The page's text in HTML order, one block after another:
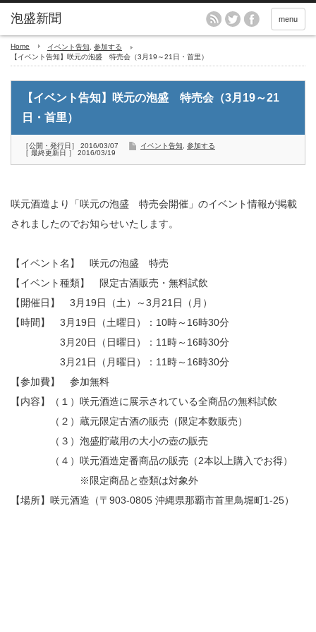
menu
Home イベント告知
参加する
【イベント告知】咲元の泡盛 特売会（3月19～21日・首里）
【イベント告知】咲元の泡盛 特売会（3月19～21
日・首里）
［公開・発行日］ 2016/03/07
［ 最終更新日 ］ 2016/03/19
イベント告知 参加する
咲元酒造より「咲元の泡盛 特売会開催」のイベント情報が掲載
されましたのでお知らせいたします。
【イベント名】 咲元の泡盛 特売
【イベント種類】 限定古酒販売・無料試飲
【開催日】 3月19日（土）～3月21日（月）
【時間】 3月19日（土曜日）：10時～16時30分
3月20日（日曜日）：11時～16時30分
3月21日（月曜日）：11時～16時30分
【参加費】 参加無料
【内容】（１）咲元酒造に展示されている全商品の無料試飲
（２）蔵元限定古酒の販売（限定本数販売）
（３）泡盛貯蔵用の大小の壺の販売
（４）咲元酒造定番商品の販売（2本以上購入でお得）
※限定商品と壺類は対象外
【場所】咲元酒造（〒903-0805 沖縄県那覇市首里鳥堀町1-25）